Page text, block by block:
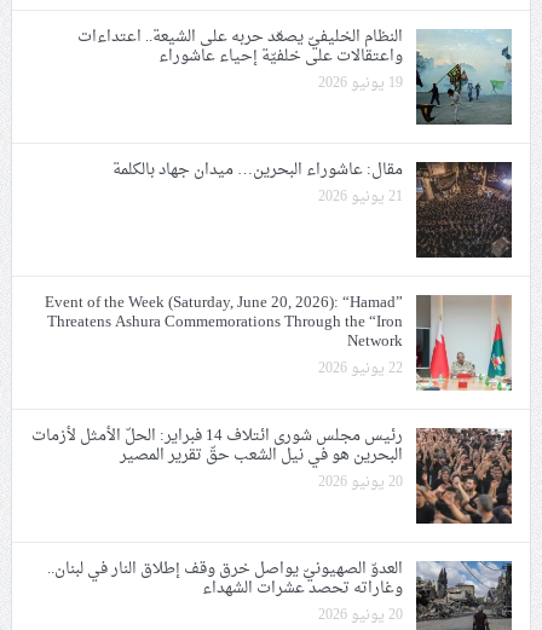
النظام الخليفيّ يصعّد حربه على الشيعة.. اعتداءات
واعتقالات على خلفيّة إحياء عاشوراء
19 يونيو 2026
مقال: عاشوراء البحرين… ميدان جهاد بالكلمة
21 يونيو 2026
Event of the Week (Saturday, June 20, 2026): “Hamad”
Threatens Ashura Commemorations Through the “Iron
Network
22 يونيو 2026
رئيس مجلس شورى ائتلاف 14 فبراير: الحلّ الأمثل لأزمات
البحرين هو في نيل الشعب حقّ تقرير المصير
20 يونيو 2026
العدوّ الصهيونيّ يواصل خرق وقف إطلاق النار في لبنان..
وغاراته تحصد عشرات الشهداء
20 يونيو 2026